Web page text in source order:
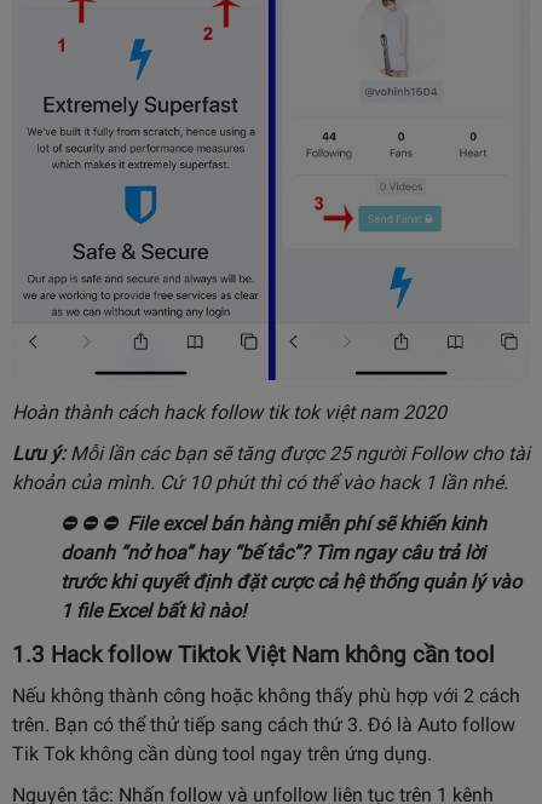
Hoàn thành cách hack follow tik tok việt nam 2020
Lưu ý:Mỗi lần các bạn sẽ tăng được 25 người Follow cho tài
khoản của mình. Cứ 10 phút thì có thể vào hack 1 lần nhé.
⛔️ ⛔️ ⛔️ File excel bán hàng miễn phísẽ khiến kinh
doanh “nở hoa” hay “bế tắc”? Tìm ngay câu trả lời
trước khi quyết định đặt cược cả hệ thống quản lý vào
1 file Excel bất kì nào!
1.3 Hack follow Tiktok Việt Nam không cần tool
Nếu không thành công hoặc không thấy phù hợp với 2 cách
trên. Bạn có thể thử tiếp sang cách thứ 3. Đó là Auto follow
Tik Tok không cần dùng tool ngay trên ứng dụng.
Nguyên tắc: Nhấn follow và unfollow liên tục trên 1 kênh